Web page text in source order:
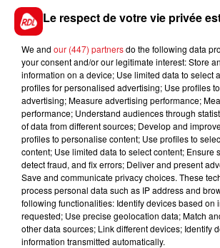
Le RC Lens a également
sur ce dossier. "Après une multitude
approfondis auprès de médecins
mondialement reconnus, les
sont parfaitement levées. Kevin
retour à la compétition.Le roc
maintenu un entraînement
pelouses de Ligue 1 McDonald’s très
prochainement",peut-on lire sur le
club.
FIL D'ACTUS
Le respect de votre vie privée
We and our (447) partnersdo the following data
your consent and/or our legitimate interest: Store
information on a device; Use limited data to select
profiles for personalised advertising; Use profiles
advertising; Measure advertising performance;
performance; Understand audiences through
of data from different sources; Develop and
profiles to personalise content; Use profiles to
content; Use limited data to select content; Ensure
detect fraud, and fix errors; Deliver and present
Save and communicate privacy choices. These
process personal data such as IP address and
following functionalities: Identify devices based on
requested; Use precise geolocation data; Match
other data sources; Link different devices; Identify
information transmitted automatically.